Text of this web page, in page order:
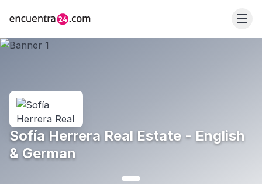
Sofía Herrera Real Estate - English
& German